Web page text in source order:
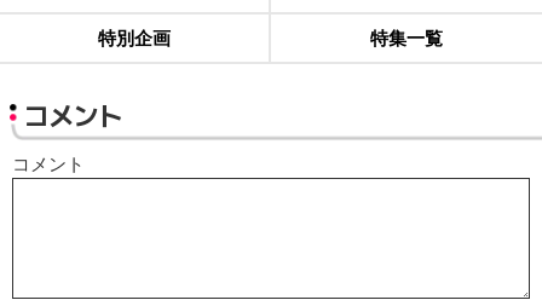
特別企画 特集一覧
コメント
コメント